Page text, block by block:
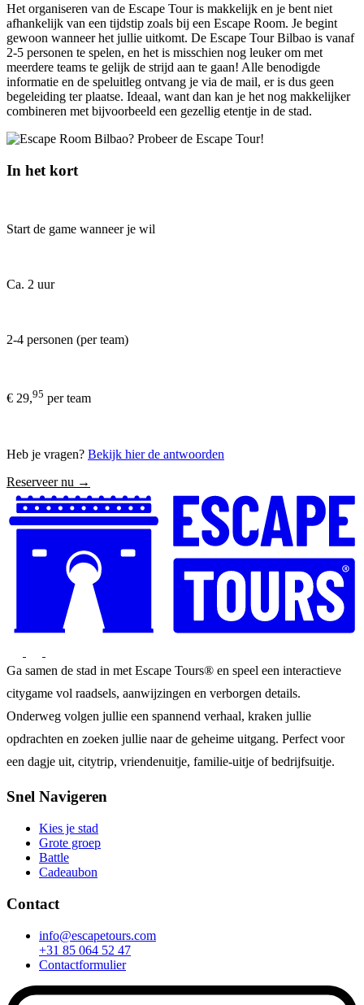
Het organiseren van de Escape Tour is makkelijk en je bent niet
afhankelijk van een tijdstip zoals bij een Escape Room. Je begint
gewoon wanneer het jullie uitkomt. De Escape Tour Bilbao is vanaf
2-5 personen te spelen, en het is misschien nog leuker om met
meerdere teams te gelijk de strijd aan te gaan! Alle benodigde
informatie en de speluitleg ontvang je via de mail, er is dus geen
begeleiding ter plaatse. Ideaal, want dan kan je het nog makkelijker
combineren met bijvoorbeeld een gezellig etentje in de stad.
In het kort
Start de game wanneer je wil
Ca. 2 uur
2-4 personen (per team)
€ 29,95 per team
Heb je vragen? Bekijk hier de antwoorden
Reserveer nu →
Ga samen de stad in met Escape Tours® en speel een interactieve
citygame vol raadsels, aanwijzingen en verborgen details.
Onderweg volgen jullie een spannend verhaal, kraken jullie
opdrachten en zoeken jullie naar de geheime uitgang. Perfect voor
een dagje uit, citytrip, vriendenuitje, familie-uitje of bedrijfsuitje.
Snel Navigeren
Kies je stad
Grote groep
Battle
Cadeaubon
Contact
info@escapetours.com
+31 85 064 52 47
Contactformulier